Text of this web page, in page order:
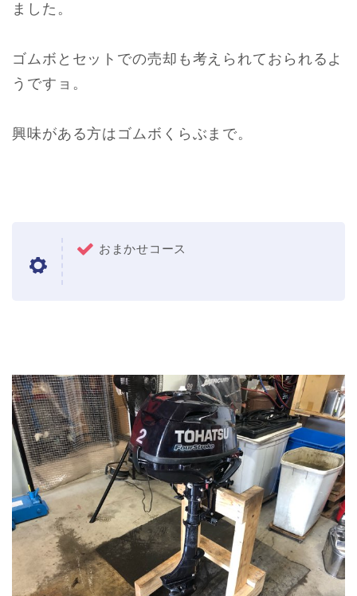
ました。
ゴムボとセットでの売却も考えられておられるよ
うですョ。
興味がある方はゴムボくらぶまで。
おまかせコース